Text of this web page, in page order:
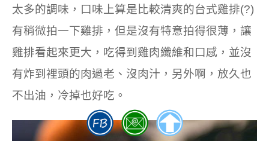
太多的調味，口味上算是比較清爽的台式雞排(?)
有稍微拍一下雞排，但是沒有特意拍得很薄，讓
雞排看起來更大，吃得到雞肉纖維和口感，並沒
有炸到裡頭的肉過老、沒肉汁，另外啊，放久也
不出油，冷掉也好吃。